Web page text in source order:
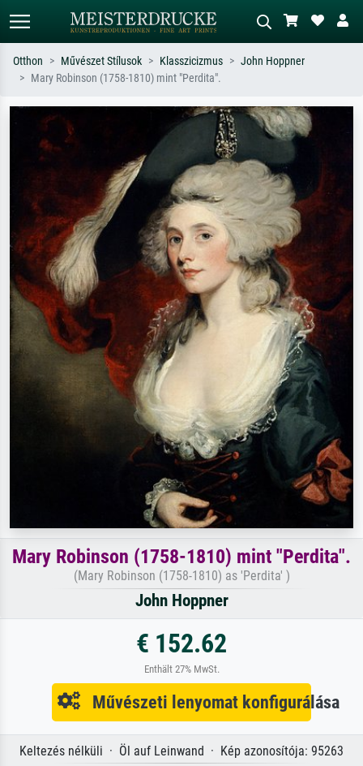
Keressen művész, műcím vagy stílus
szerint – pl. Monet, Csillagos éj,
impresszionizmus, Hokusai-hullám,
Írja le a jelenetet – pl. zöld rét, sok
piros absztrakt, sötét olajkép, álló akt
Otthon Művészet Stílusok Klasszicizmus
John Hoppner
Mary Robinson (1758-1810) mint "Perdita".
Mary Robinson (1758-1810) mint "Perdita".
(Mary Robinson (1758-1810) as 'Perdita' )
John Hoppner
€ 152.62
Enthält 27% MwSt.
Művészeti lenyomat konfigurálása
Keltezés nélküli · Öl auf Leinwand · Kép azonosítója: 95263